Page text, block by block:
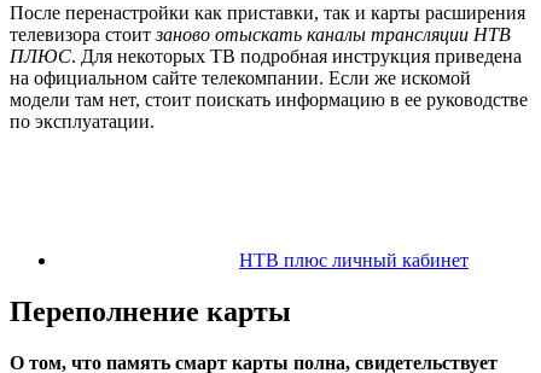
После перенастройки как приставки, так и карты расширения
телевизора стоитзаново отыскать каналы трансляции НТВ
ПЛЮС. Для некоторых ТВ подробная инструкция приведена
на официальном сайте телекомпании. Если же искомой
модели там нет, стоит поискать информацию в ее руководстве
по эксплуатации.
НТВ плюс личный кабинет
Переполнение карты
О том, что память смарт карты полна, свидетельствует